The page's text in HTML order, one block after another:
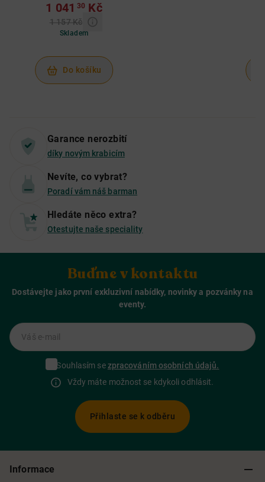
1 041 30 Kč
1 157 Kč
Skladem
Do košíku
Garance nerozbití
díky novým krabicím
Nevíte, co vybrat?
Poradí vám náš barman
Hledáte něco extra?
Otestujte naše speciality
Buďme v kontaktu
Dostávejte jako první exkluzivní nabídky, novinky a pozvánky na
eventy.
Váš e-mail
Souhlasím sezpracováním osobních údajů.
Vždy máte možnost se kdykoli odhlásit.
Přihlaste se k odběru
Informace